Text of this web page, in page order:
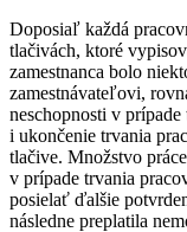
Doposiaľ každá
tlačivách, ktoré
zamestnanca bolo
zamestnávateľovi,
neschopnosti v prípade
i ukončenie trvania
tlačive. Množstvo
v prípade trvania
posielať ďalšie
následne preplatila